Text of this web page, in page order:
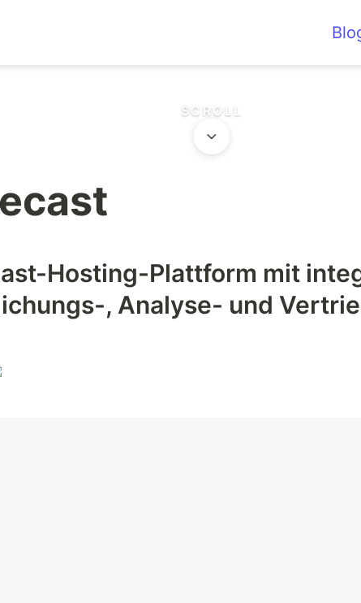
SCROLL
Hosting-Plattform mit
, Analyse- und